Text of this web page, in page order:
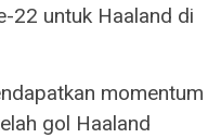
22 untuk Haaland di
momentum
gol Haaland